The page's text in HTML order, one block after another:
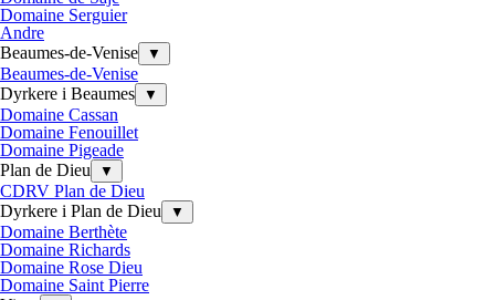
Domaine Serguier
Andre
Beaumes-de-Venise
▼
Beaumes-de-Venise
Dyrkere i Beaumes
▼
Domaine Cassan
Domaine Fenouillet
Domaine Pigeade
Plan de Dieu
▼
CDRV Plan de Dieu
Dyrkere i Plan de Dieu
▼
Domaine Berthète
Domaine Richards
Domaine Rose Dieu
Domaine Saint Pierre